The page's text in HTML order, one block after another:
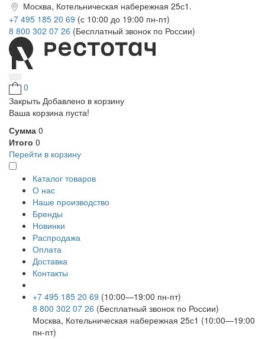
Москва, Котельническая набережная 25с1.
+7 495 185 20 69 (с 10:00 до 19:00 пн-пт)
8 800 302 07 26 (Бесплатный звонок по России)
0
Закрыть Добавлено в корзину
Ваша корзина пуста!
Сумма 0
Итого 0
Перейти в корзину
Каталог товаров
О нас
Наше производство
Бренды
Новинки
Распродажа
Оплата
Доставка
Контакты
+7 495 185 20 69 (10:00—19:00 пн-пт)
8 800 302 07 26 (Бесплатный звонок по России)
Москва, Котельническая набережная 25с1 (10:00—19:00
пн-пт)